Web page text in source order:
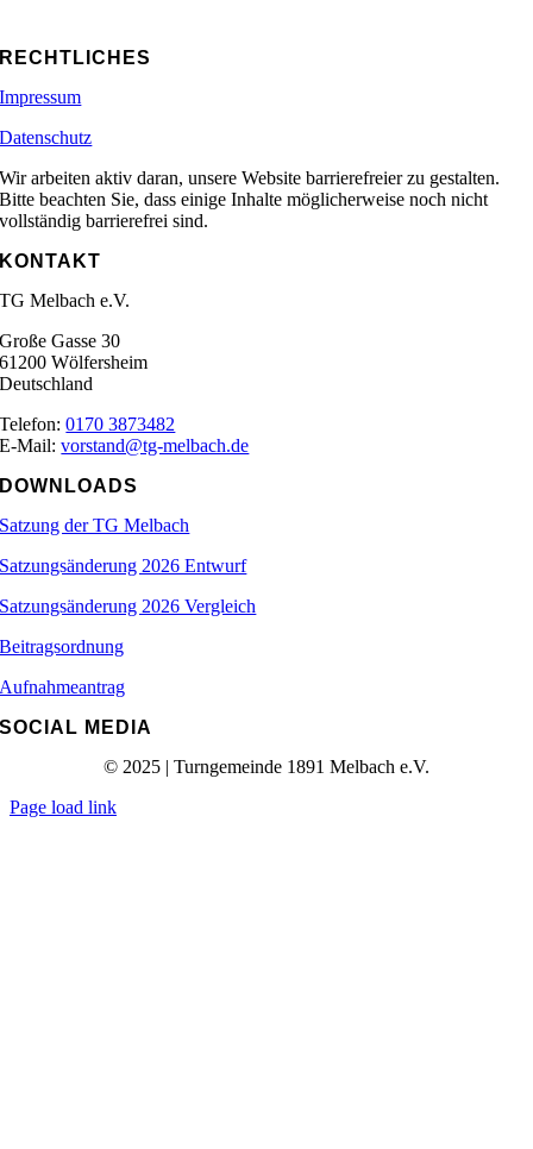
RECHTLICHES
Impressum
Datenschutz
Wir arbeiten aktiv daran, unsere Website barrierefreier zu gestalten.
Bitte beachten Sie, dass einige Inhalte möglicherweise noch nicht
vollständig barrierefrei sind.
KONTAKT
TG Melbach e.V.
Große Gasse 30
61200 Wölfersheim
Deutschland
Telefon:0170 3873482
E-Mail:vorstand@tg-melbach.de
DOWNLOADS
Satzung der TG Melbach
Satzungsänderung 2026 Entwurf
Satzungsänderung 2026 Vergleich
Beitragsordnung
Aufnahmeantrag
SOCIAL MEDIA
© 2025 | Turngemeinde 1891 Melbach e.V.
Page load link